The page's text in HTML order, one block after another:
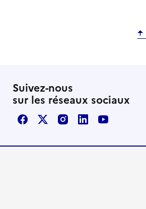
Suivez-nous
sur les réseaux sociaux
FacebookX / TwitterInstagram
LinkedInYoutube